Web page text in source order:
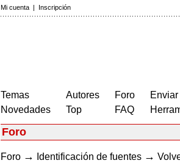
Mi cuenta | Inscripción
Temas
Novedades
Autores
Top
Foro
FAQ
Foro
Foro → Identificación de fuentes →